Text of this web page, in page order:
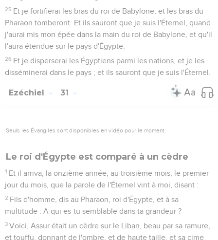
25 Et je fortifierai les bras du roi de Babylone, et les bras du
Pharaon tomberont. Et ils sauront que je suis l'Éternel, quand
j'aurai mis mon épée dans la main du roi de Babylone, et qu'il
l'aura étendue sur le pays d'Égypte.
26 Et je disperserai les Égyptiens parmi les nations, et je les
disséminerai dans le pays ; et ils sauront que je suis l'Éternel.
Ezéchiel 31
Seuls les Évangiles sont disponibles en vidéo pour le moment.
Le roi d'Égypte est comparé à un cèdre
1 Et il arriva, la onzième année, au troisième mois, le premier
jour du mois, que la parole de l'Éternel vint à moi, disant :
2 Fils d'homme, dis au Pharaon, roi d'Égypte, et à sa
multitude : A qui es-tu semblable dans ta grandeur ?
3 Voici, Assur était un cèdre sur le Liban, beau par sa ramure,
et touffu, donnant de l'ombre, et de haute taille, et sa cime